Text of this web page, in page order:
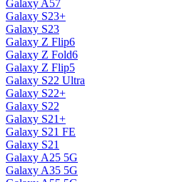
Galaxy A57
Galaxy S23+
Galaxy S23
Galaxy Z Flip6
Galaxy Z Fold6
Galaxy Z Flip5
Galaxy S22 Ultra
Galaxy S22+
Galaxy S22
Galaxy S21+
Galaxy S21 FE
Galaxy S21
Galaxy A25 5G
Galaxy A35 5G